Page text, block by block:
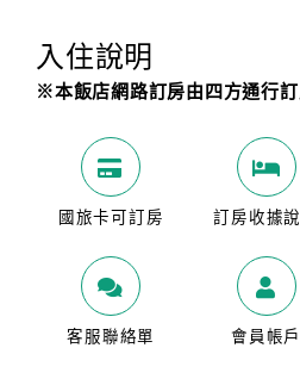
入住說明
※本飯店網路訂房由四方通行訂
國旅卡可訂房 訂房收據
客服聯絡單 會員帳戶